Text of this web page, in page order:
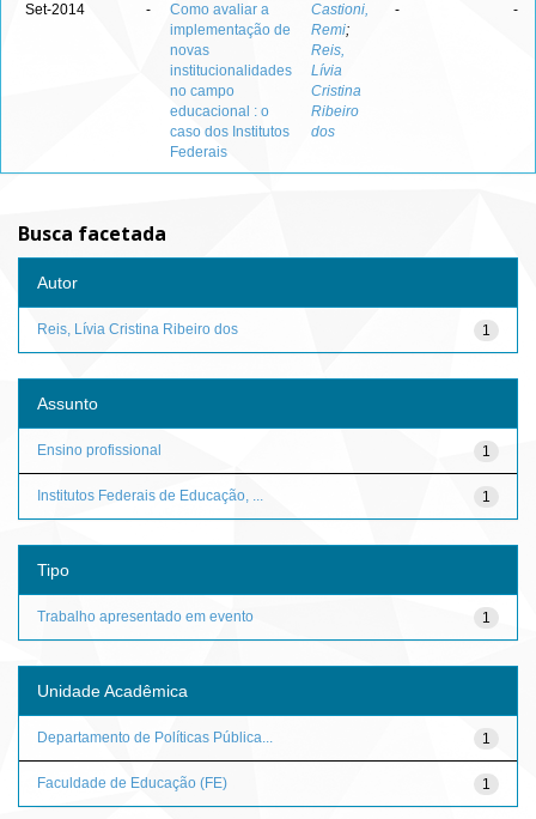
Set-2014 -
Como avaliar a
implementação de
novas
institucionalidades
no campo
educacional : o
caso dos Institutos
Federais
Castioni,
Remi;
Reis,
Lívia
Cristina
Ribeiro
dos
- -
Busca facetada
Autor
1
Reis, Lívia Cristina Ribeiro dos
Assunto
1
Ensino profissional
1
Institutos Federais de Educação, ...
Tipo
1
Trabalho apresentado em evento
Unidade Acadêmica
1
Departamento de Políticas Pública...
1
Faculdade de Educação (FE)